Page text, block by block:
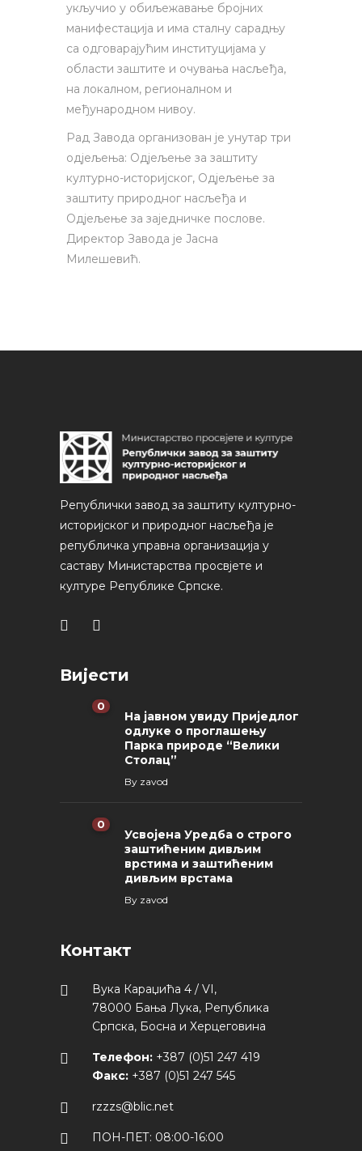
укључио у обиљежавање бројних
манифестација и има сталну сарадњу
са одговарајућим институцијама у
области заштите и очувања насљеђа,
на локалном, регионалном и
међународном нивоу.
Рад Завода организован је унутар три
одјељења: Одјељење за заштиту
културно-историјског, Одјељење за
заштиту природног насљеђа и
Одјељење за заједничке послове.
Директор Завода је Јасна
Милешевић.
Републички завод за заштиту културно-
историјског и природног насљеђа је
републичка управна организација у
саставу Министарства просвјете и
културе Републике Српске.
Вијести
0
На јавном увиду Приједлог
oдлуке о проглашењу
Парка природе “Велики
Столац”
By zavod
0
Усвојена Уредба о строго
заштићеним дивљим
врстима и заштићеним
дивљим врстама
By zavod
Контакт
Вука Караџића 4 / VI,
78000 Бања Лука, Република
Српска, Босна и Херцеговина
Телефон: +387 (0)51 247 419
Факс: +387 (0)51 247 545
rzzzs@blic.net
ПОН-ПЕТ: 08:00-16:00